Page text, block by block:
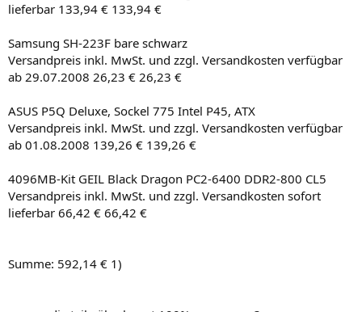
lieferbar 133,94 € 133,94 €
Samsung SH-223F bare schwarz
Versandpreis inkl. MwSt. und zzgl. Versandkosten verfügbar
ab 29.07.2008 26,23 € 26,23 €
ASUS P5Q Deluxe, Sockel 775 Intel P45, ATX
Versandpreis inkl. MwSt. und zzgl. Versandkosten verfügbar
ab 01.08.2008 139,26 € 139,26 €
4096MB-Kit GEIL Black Dragon PC2-6400 DDR2-800 CL5
Versandpreis inkl. MwSt. und zzgl. Versandkosten sofort
lieferbar 66,42 € 66,42 €
Summe: 592,14 € 1)